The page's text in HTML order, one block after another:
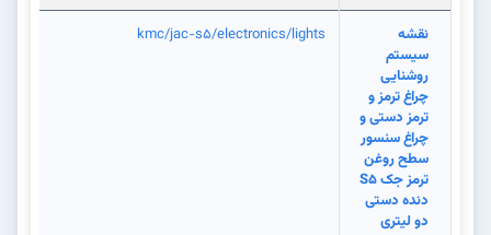
نقشه
سیستم
روشنایی
چراغ ترمز و
ترمز دستی و
چراغ سنسور
سطح روغن
ترمز جک S5
دنده دستی
دو لیتری
kmc/jac-s5/electronics/lights